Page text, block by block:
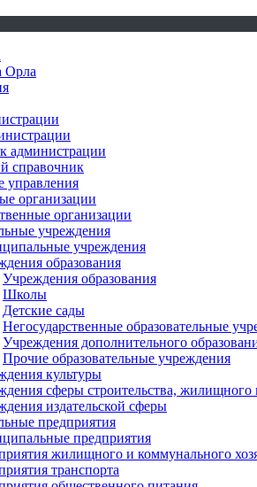
Орла
администрации
справочник
управления
организации
организации
учреждения
учреждения
образования
Учреждения образования
Школы
Детские сады
Негосударственные образовательные
Учреждения дополнительного
Прочие образовательные учреждения
культуры
сферы строительства, жилищного
издательской сферы
предприятия
предприятия
жилищного и коммунального
транспорта